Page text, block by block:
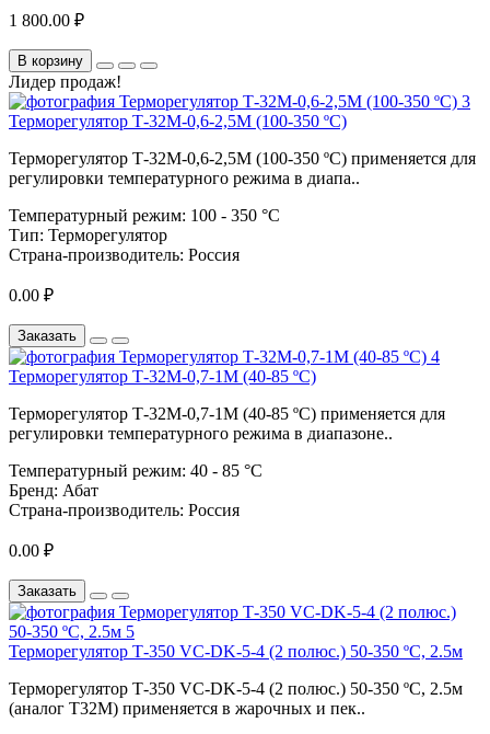
1 800.00 ₽
В корзину
Лидер продаж!
Терморегулятор Т-32М-0,6-2,5М (100-350 ºС)
Терморегулятор Т-32М-0,6-2,5М (100-350 ºС) применяется для
регулировки температурного режима в диапа..
Температурный режим: 100 - 350 °C
Тип: Терморегулятор
Страна-производитель: Россия
0.00 ₽
Заказать
Терморегулятор Т-32М-0,7-1М (40-85 ºС)
Терморегулятор Т-32М-0,7-1М (40-85 ºС) применяется для
регулировки температурного режима в диапазоне..
Температурный режим: 40 - 85 °С
Бренд: Абат
Страна-производитель: Россия
0.00 ₽
Заказать
Терморегулятор Т-350 VC-DK-5-4 (2 полюс.) 50-350 ºС, 2.5м
Терморегулятор Т-350 VC-DK-5-4 (2 полюс.) 50-350 ºС, 2.5м
(аналог Т32М) применяется в жарочных и пек..